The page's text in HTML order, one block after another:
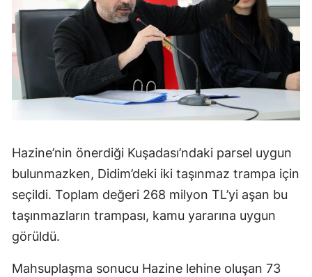
Hazine’nin önerdiği Kuşadası’ndaki parsel uygun
bulunmazken, Didim’deki iki taşınmaz trampa için
seçildi. Toplam değeri 268 milyon TL’yi aşan bu
taşınmazların trampası, kamu yararına uygun
görüldü.
Mahsuplaşma sonucu Hazine lehine oluşan 73